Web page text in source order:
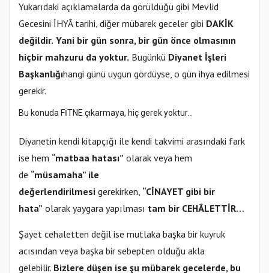
Yukarıdaki açıklamalarda da görüldüğü gibi Mevlid
Gecesini İHYÂ tarihi, diğer mübarek geceler gibi DAKİK
değildir. Yani bir gün sonra, bir gün önce olmasının
hiçbir mahzuru da yoktur. Bugünkü Diyanet İşleri
Başkanlığıhangi günü uygun gördüyse, o gün ihya edilmesi
gerekir.
Bu konuda FİTNE çıkarmaya, hiç gerek yoktur…
Diyanetin kendi kitapçığı ile kendi takvimi arasındaki fark
ise hem “matbaa hatası” olarak veya hem
de “müsamaha” ile
değerlendirilmesi gerekirken, “CİNAYET gibi bir
hata” olarak yaygara yapılması tam bir CEHÂLETTİR…
Şayet cehaletten değil ise mutlaka başka bir kuyruk
acısından veya başka bir sebepten olduğu akla
gelebilir. Bizlere düşen ise şu mübarek gecelerde, bu